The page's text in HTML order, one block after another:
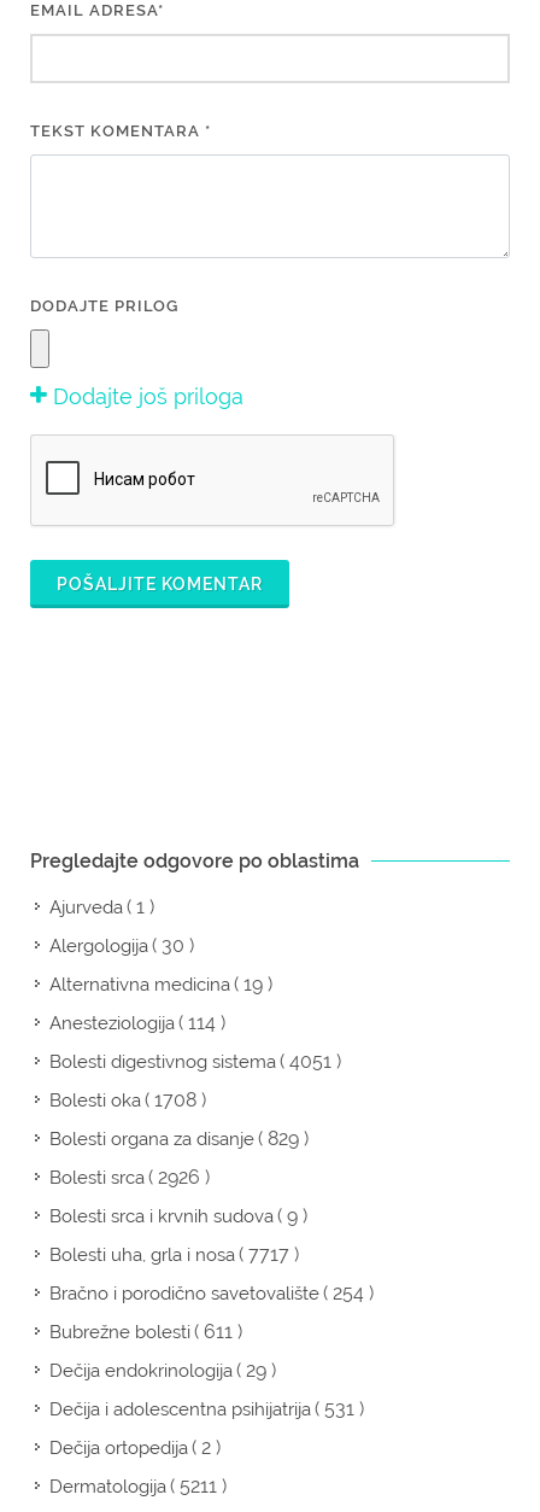
EMAIL ADRESA*
TEKST KOMENTARA *
DODAJTE PRILOG
Dodajte još priloga
POŠALJITE KOMENTAR
Pregledajte odgovore po oblastima
Ajurveda( 1 )
Alergologija( 30 )
Alternativna medicina( 19 )
Anesteziologija( 114 )
Bolesti digestivnog sistema( 4051 )
Bolesti oka( 1708 )
Bolesti organa za disanje( 829 )
Bolesti srca( 2926 )
Bolesti srca i krvnih sudova( 9 )
Bolesti uha, grla i nosa( 7717 )
Bračno i porodično savetovalište( 254 )
Bubrežne bolesti( 611 )
Dečija endokrinologija( 29 )
Dečija i adolescentna psihijatrija( 531 )
Dečija ortopedija( 2 )
Dermatologija( 5211 )